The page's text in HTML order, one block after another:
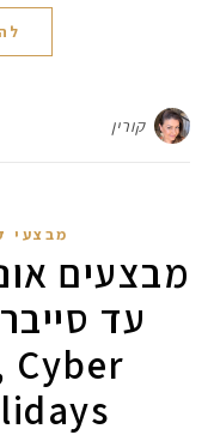
קורין
מבצעי
מבצעים
עד
Cyber